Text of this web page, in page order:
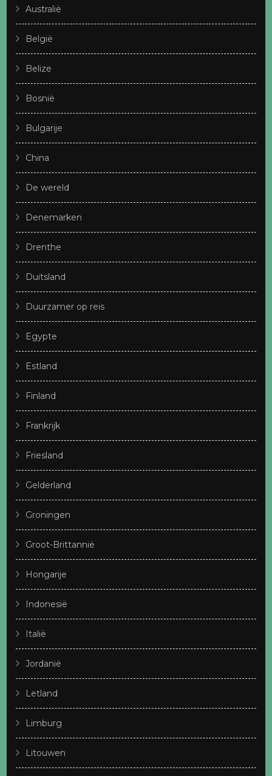
Australië
België
Belize
Bosnië
Bulgarije
China
De wereld
Denemarken
Drenthe
Duitsland
Duurzamer op reis
Egypte
Estland
Finland
Frankrijk
Friesland
Gelderland
Groningen
Groot-Brittannië
Hongarije
Indonesië
Italië
Jordanië
Letland
Limburg
Litouwen